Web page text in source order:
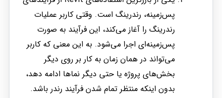
پس‌زمینه، رندرینگ است. وقتی کاربر عملیات
رندرینگ را آغاز می‌کند، این فرآیند به صورت
پس‌زمینه‌ای اجرا می‌شود. به این معنی که کاربر
می‌تواند در همان زمان به کار بر روی دیگر
بخش‌های پروژه یا حتی دیگر نماها ادامه دهد،
بدون اینکه منتظر تمام شدن فرآیند رندر باشد.